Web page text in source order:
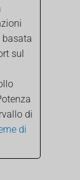
sul
di
di